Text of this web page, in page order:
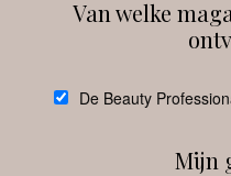
Van welke
De Beauty
Mijn